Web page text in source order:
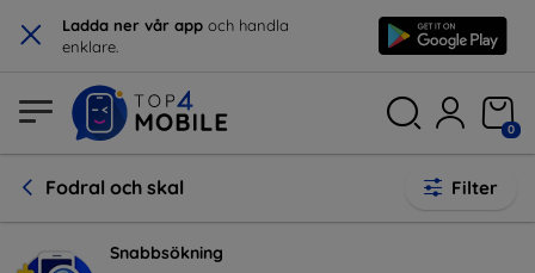
× Ladda ner vår app och handla
enklare.
0
Fodral och skal Filter
Snabbsökning